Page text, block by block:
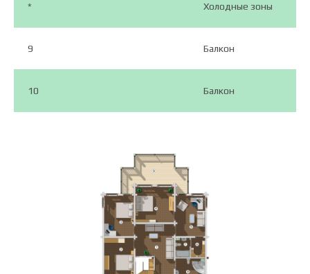
* Холодные зоны
9 Балкон
10 Балкон
Если вы хотите внести какие-либо
изменения в проект, мы всегда
готовы рассмотреть ваши
предложения.
Адаптация проекта